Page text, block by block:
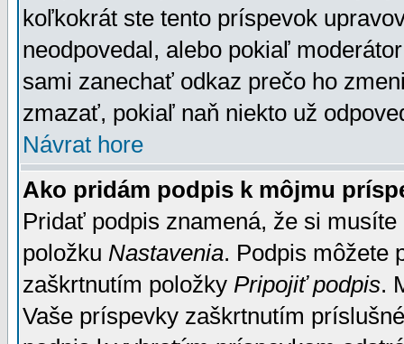
koľkokrát ste tento príspevok
neodpovedal, alebo pokiaľ
sami zanechať odkaz prečo ho
zmazať, pokiaľ naň niekto už
Návrat hore
Ako pridám podpis k môjmu
Pridať podpis znamená, že si
položku Nastavenia. Podpis môžete
zaškrtnutím položky Pripojiť podpis.
Vaše príspevky zaškrtnutím